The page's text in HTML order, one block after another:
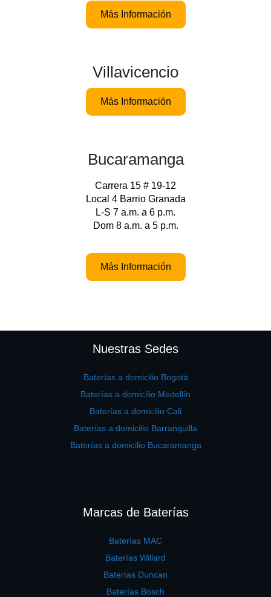
Más Información
Villavicencio
Más Información
Bucaramanga
Carrera 15 # 19-12
Local 4 Barrio Granada
L-S 7 a.m. a 6 p.m.
Dom 8 a.m. a 5 p.m.
Más Información
Nuestras Sedes
Baterías a domicilio Bogotá
Baterías a domicilio Medellín
Baterías a domicilio Cali
Baterías a domicilio Barranquilla
Baterías a domicilio Bucaramanga
Marcas de Baterías
Baterías MAC
Baterías Willard
Baterías Duncan
Baterías Bosch